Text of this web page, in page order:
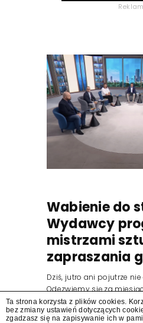
Wabienie do
Wydawcy
mistrzami
zapraszania
Dziś, jutro ani pojutrze
Odezwiemy się za
Wydawcy programów są
zapraszania gości.
Ta strona korzysta z plików cookies.
bez zmiany ustawień dotyczących
zgadzasz się na zapisywanie ich w